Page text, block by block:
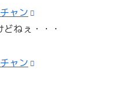
ャン
ねぇ・・・
ャン